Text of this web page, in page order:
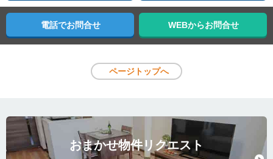
電話でお問合せ WEBからお問合せ
ページトップへ
おまかせ物件リクエスト